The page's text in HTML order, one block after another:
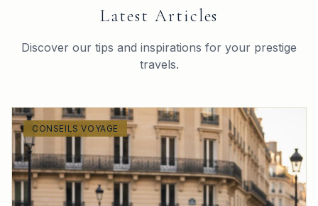
Latest Articles
Discover our tips and inspirations for your prestige
travels.
CONSEILS VOYAGE